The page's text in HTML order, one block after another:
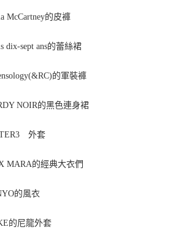
的皮褲
sept ans的蕾絲裙
的軍裝褲
NOIR的黑色連身裙
外套
的經典大衣們
的風衣
的尼龍外套